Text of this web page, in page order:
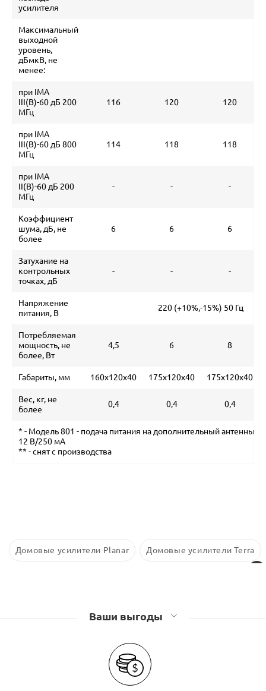
усилителя
Максимальный
выходной
уровень,
дБмкВ, не
менее:
при IMA
III(B)-60 дБ 200
МГц
116 120 120
при IMA
III(B)-60 дБ 800
МГц
114 118 118
при IMA
II(B)-60 дБ 200
МГц
- - -
Коэффициент
шума, дБ, не
более
6 6 6
Затухание на
контрольных
точках, дБ
- - -
Напряжение
питания, В
220 (+10%,-15%) 50 Гц
Потребляемая
мощность, не
более, Вт
4,5 6 8
Габариты, мм 160x120x40 175x120x40 175x120x40
Вес, кг, не
более
0,4 0,4 0,4
* - Модель 801 - подача питания на дополнительный антенный
12 В/250 мА
** - снят с производства
Домовые усилители Planar Домовые усилители Terra
Ваши выгоды